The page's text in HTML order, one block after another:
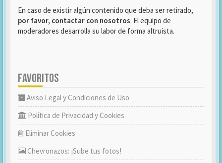
En caso de existir algún contenido que deba ser retirado,
por favor, contactar con nosotros. El equipo de
moderadores desarrolla su labor de forma altruista.
FAVORITOS
Aviso Legal y Condiciones de Uso
Política de Privacidad y Cookies
Eliminar Cookies
Chevronazos: ¡Sube tus fotos!